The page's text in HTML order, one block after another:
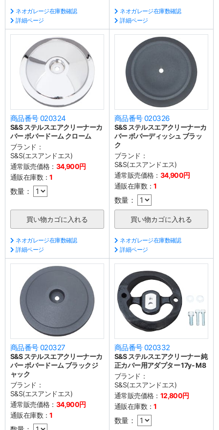
ネオガレージ在庫数確認
詳細ページ
ネオガレージ在庫数確認
詳細ページ
商品番号 020324
S&S ステルスエアクリーナーカ
バー ボバードーム クローム
ブランド：
S&S(エスアンドエス)
通常販売価格： 34,900円
通販在庫数：1
数量：
ネオガレージ在庫数確認
詳細ページ
商品番号 020326
S&S ステルスエアクリーナーカ
バー ボバーディッシュ ブラッ
ク
ブランド：
S&S(エスアンドエス)
通常販売価格： 34,900円
通販在庫数：1
数量：
ネオガレージ在庫数確認
詳細ページ
商品番号 020327
S&S ステルスエアクリーナーカ
バー ボバードーム ブラックジ
ャック
ブランド：
S&S(エスアンドエス)
通常販売価格： 34,900円
通販在庫数：1
商品番号 020332
S&S ステルスエアクリーナー 純
正カバー用アダプター 17y- M8
ブランド：
S&S(エスアンドエス)
通常販売価格： 12,800円
通販在庫数：1
数量：